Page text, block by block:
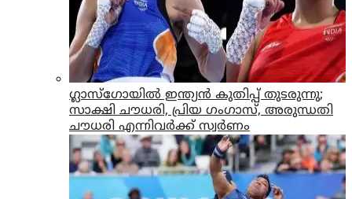
ഗ്ലാസ്‌ഗോയില്‍ ഇന്ത്യന്‍ കുതിപ്പ് തുടരുന്നു;
സാക്ഷി ചൗധരി, പ്രിയ ഗംഗാസ്, അരുന്ധതി
ചൗധരി എന്നിവര്‍ക്ക് സ്വര്‍ണം